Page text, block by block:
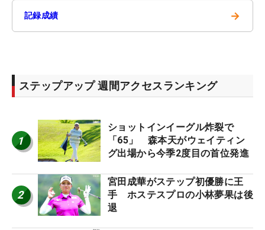
記録成績 →
ステップアップ 週間アクセスランキング
1
ショットインイーグル炸裂で
「65」 森本天がウェイティン
グ出場から今季2度目の首位発進
2
宮田成華がステップ初優勝に王
手 ホステスプロの小林夢果は後
退